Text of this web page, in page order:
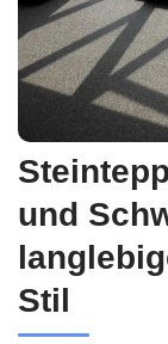
und
Stil